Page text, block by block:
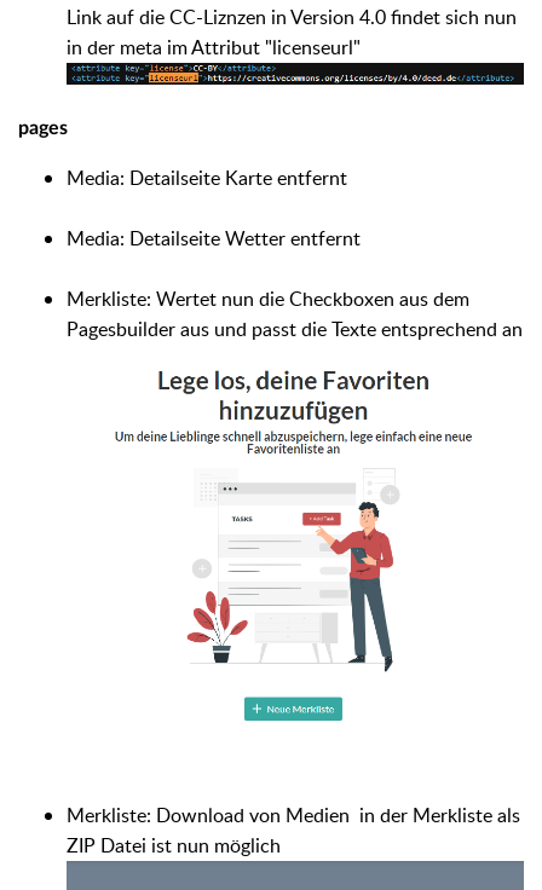
Link auf die CC-Liznzen in Version 4.0 findet sich nun
in der meta im Attribut "licenseurl"
pages
Media: Detailseite Karte entfernt
Media: Detailseite Wetter entfernt
Merkliste: Wertet nun die Checkboxen aus dem
Pagesbuilder aus und passt die Texte entsprechend an
Merkliste: Download von Medien in der Merkliste als
ZIP Datei ist nun möglich